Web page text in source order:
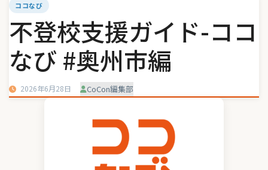
ココなび
不登校支援ガイド-ココ
なび #奥州市編
2026年6月28日 CoCon編集部